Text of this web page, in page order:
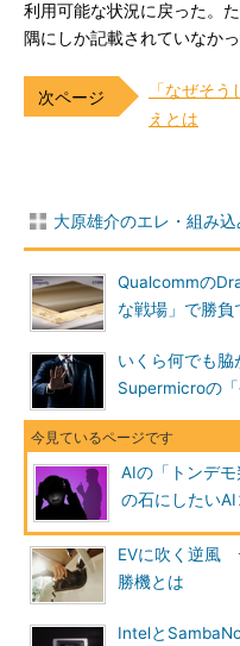
利用可能な状況に戻った。
隅にしか記載されていなか
「なぜそ
えとは
大原雄介のエレ・組み
Qualcommの
な戦場」で勝負
いくら何でも脇
Supermicroの「
AIの「トンデ
の石にしたい
EVに吹く逆風
勝機とは
Intelと